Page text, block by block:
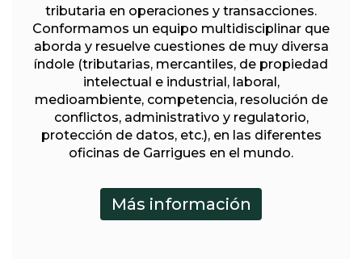
tributaria en operaciones y transacciones.
Conformamos un equipo multidisciplinar que
aborda y resuelve cuestiones de muy diversa
índole (tributarias, mercantiles, de propiedad
intelectual e industrial, laboral,
medioambiente, competencia, resolución de
conflictos, administrativo y regulatorio,
protección de datos, etc.), en las diferentes
oficinas de Garrigues en el mundo.